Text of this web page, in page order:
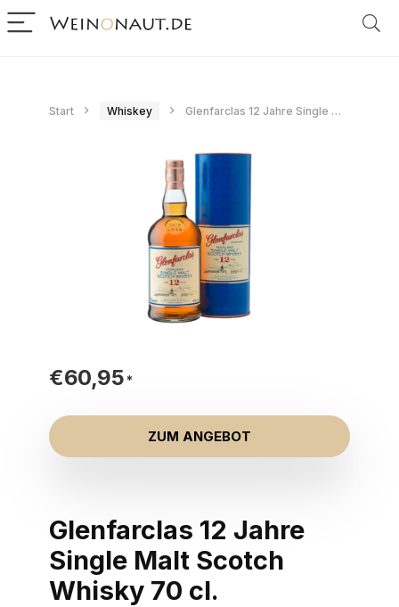
Start Whiskey Glenfarclas 12 Jahre Single Malt Scotch Whisky 70 cl.
Glenfarclas 12 Jahre
Single Malt Scotch
Whisky 70 cl.
€60,95
ZUM ANGEBOT